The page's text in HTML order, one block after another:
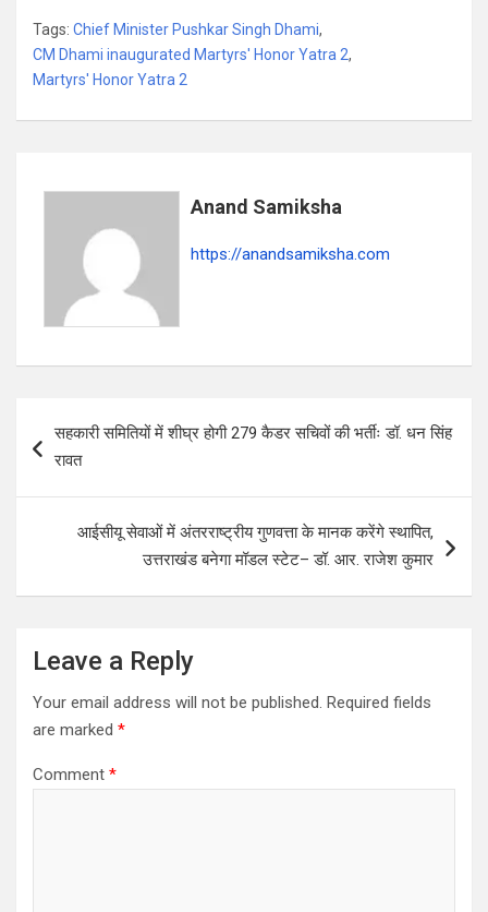
h
at
s
A
p
a
ce
b
o
k
el
e
a
h
ar
Tags: Chief Minister Pushkar Singh Dhami,
CM Dhami inaugurated Martyrs' Honor Yatra 2,
Martyrs' Honor Yatra 2
Anand Samiksha
https://anandsamiksha.com
a
सहकारी समितियों में शीघ्र होगी 279 कैडर सचिवों की भर्तीः डॉ. धन सिंह
रावत
आईसीयू सेवाओं में अंतरराष्ट्रीय गुणवत्ता के मानक करेंगे स्थापित,
उत्तराखंड बनेगा मॉडल स्टेट– डॉ. आर. राजेश कुमार
Leave a Reply
Your email address will not be published. Required fields
are marked *
Comment *